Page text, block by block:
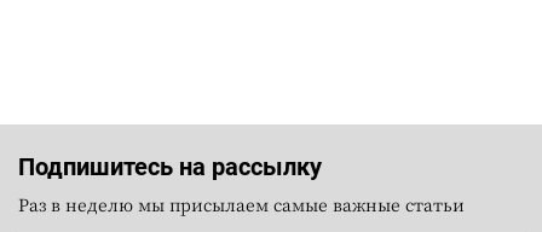
Подпишитесь на рассылку
Раз в неделю мы присылаем самые важные статьи